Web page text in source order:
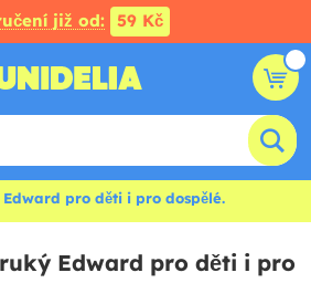
již od: 59 Kč
pro děti i pro dospělé.
Edward pro děti i pro